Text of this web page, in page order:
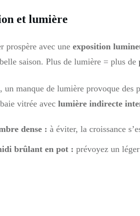
et lumière
prospère avec une exposition
saison. Plus de lumière = plus de
un manque de lumière provoque
vitrée avec lumière indirecte
dense : à éviter, la croissance
brûlant en pot : prévoyez un